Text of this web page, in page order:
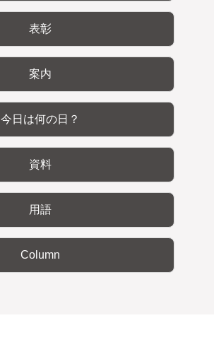
表彰
案内
今日は何の日？
資料
用語
Column